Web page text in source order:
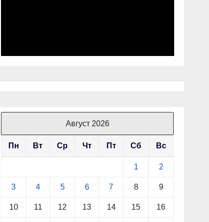
Август 2026
Пн Вт Ср Чт Пт Сб Вс
1 2
3 4 5 6 7 8 9
10 11 12 13 14 15 16